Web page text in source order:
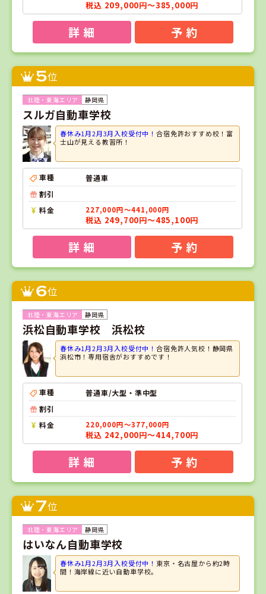
税込 209,000円～385,000円
詳 細 予 約
5位
静岡県
スルガ自動車学校
春休み1月2月3月入校受付中！合宿免許おすすめ校！富
士山が見える教習所！
車種
普通車
割引
料金
227,000円～441,000円
税込 249,700円～485,100円
詳 細 予 約
6位
静岡県
浜松自動車学校 浜松校
春休み1月2月3月入校受付中！合宿免許人気校！静岡県
浜松市！専用宿舎がおすすめです！
車種
普通車/大型・準中型
割引
料金
220,000円～377,000円
税込 242,000円～414,700円
詳 細 予 約
7位
静岡県
はいなん自動車学校
春休み1月2月3月入校受付中！ 東京・名古屋から約2時
間！海岸線に近い自動車学校。